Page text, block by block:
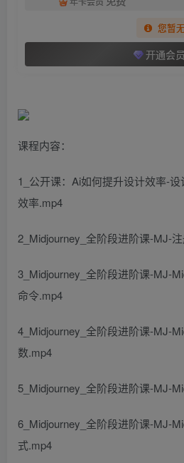
您暂
开通会员
课程内容：
1_公开课：Ai如何提升设计效率-
效率.mp4
2_Midjourney_全阶段进阶课-MJ-
3_Midjourney_全阶段进阶课-MJ-
命令.mp4
4_Midjourney_全阶段进阶课-MJ-
数.mp4
5_Midjourney_全阶段进阶课-MJ-
6_Midjourney_全阶段进阶课-MJ-
式.mp4